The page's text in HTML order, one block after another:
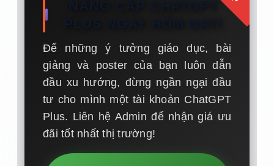
NÂNG CẤP CHATGPT
PLUS NGAY HÔM NAY!
Để những ý tưởng giáo dục, bài
giảng và poster của bạn luôn dẫn
đầu xu hướng, đừng ngần ngại đầu
tư cho mình một tài khoản ChatGPT
Plus. Liên hệ Admin để nhận giá ưu
đãi tốt nhất thị trường!